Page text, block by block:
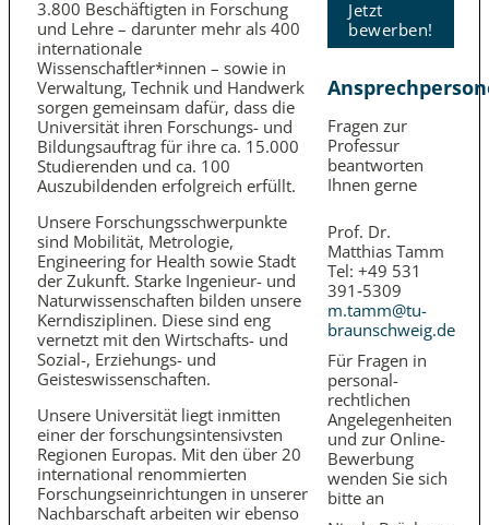
3.800 Beschäftigten in Forschung
und Lehre – darunter mehr als 400
internationale
Wissenschaftler*innen – sowie in
Verwaltung, Technik und Handwerk
sorgen gemeinsam dafür, dass die
Universität ihren Forschungs- und
Bildungs­auftrag für ihre ca. 15.000
Studierenden und ca. 100
Auszubildenden erfolgreich erfüllt.
Unsere Forschungsschwerpunkte
sind Mobilität, Metrologie,
Engineering for Health sowie Stadt
der Zukunft. Starke Ingenieur- und
Naturwissenschaften bilden unsere
Kerndisziplinen. Diese sind eng
vernetzt mit den Wirtschafts- und
Sozial-, Erziehungs- und
Geisteswissenschaften.
Unsere Universität liegt inmitten
einer der forschungs­intensivsten
Regionen Europas. Mit den über 20
international renommierten
Forschungs­einrichtungen in unserer
Nachbarschaft arbeiten wir ebenso
Jetzt
bewerben!
Fragen zur
Professur
beantworten
Ihnen gerne
Prof. Dr.
Matthias Tamm
Tel: +49 531
391‑5309
m.tamm@tu-
braunschweig.de
Für Fragen in
personal­
rechtlichen
Angelegenheiten
und zur Online-
Bewerbung
wenden Sie sich
bitte an